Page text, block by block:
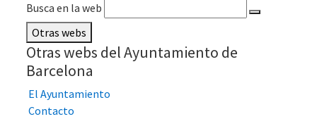
Busca en la web
Otras webs
Otras webs del Ayuntamiento de
Barcelona
El Ayuntamiento
Contacto